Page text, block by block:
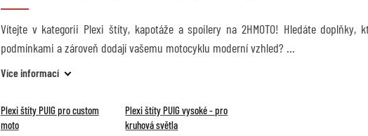
Vítejte v kategorii Plexi štíty, kapotáže a spoilery na 2HMOTO! Hledáte
podmínkami a zároveň dodají vašemu motocyklu moderní vzhled?
Více informací
Plexi štíty PUIG pro custom
moto
Plexi štíty PUIG vysoké - pro
kruhová světla